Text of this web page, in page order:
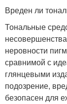
Вреден ли
Тональные
неровности
сравнимой с
глянцевыми
подозрение,
безопасен для